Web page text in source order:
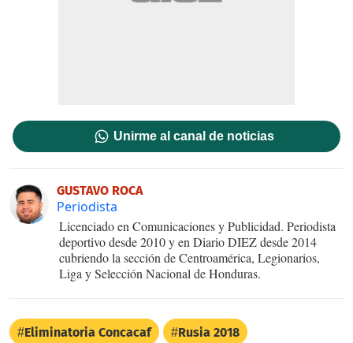
Unirme al canal de noticias
GUSTAVO ROCA
Periodista
Licenciado en Comunicaciones y Publicidad. Periodista
deportivo desde 2010 y en Diario DIEZ desde 2014
cubriendo la sección de Centroamérica, Legionarios,
Liga y Selección Nacional de Honduras.
Eliminatoria Concacaf Rusia 2018